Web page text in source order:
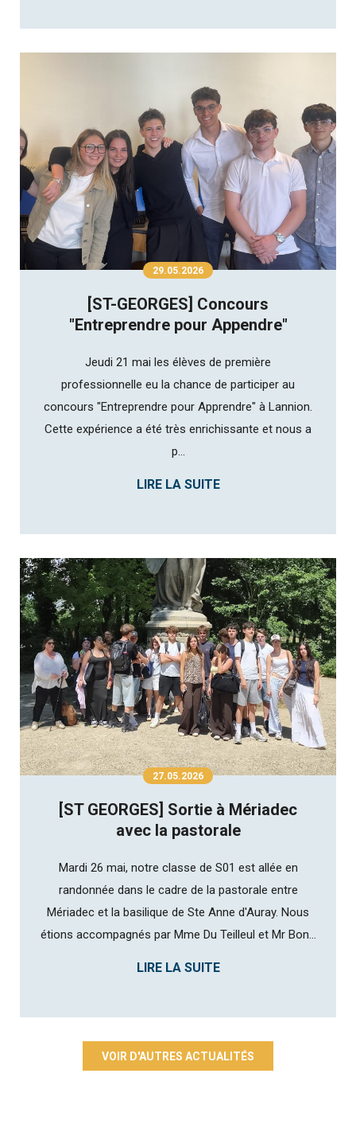
29.05.2026
[ST-GEORGES] Concours
"Entreprendre pour Appendre"
Jeudi 21 mai les élèves de première
professionnelle eu la chance de participer au
concours "Entreprendre pour Apprendre" à Lannion.
Cette expérience a été très enrichissante et nous a
p...
LIRE LA SUITE
27.05.2026
[ST GEORGES] Sortie à Mériadec
avec la pastorale
Mardi 26 mai, notre classe de S01 est allée en
randonnée dans le cadre de la pastorale entre
Mériadec et la basilique de Ste Anne d'Auray. Nous
étions accompagnés par Mme Du Teilleul et Mr Bon...
LIRE LA SUITE
VOIR D'AUTRES ACTUALITÉS